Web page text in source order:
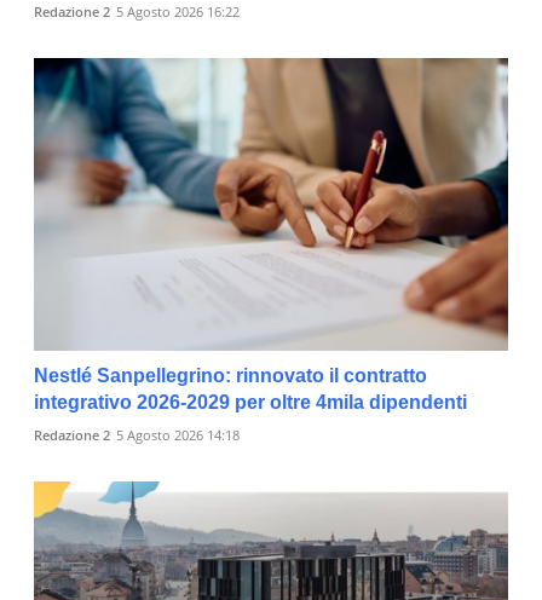
Redazione 2 5 Agosto 2026 16:22
Nestlé Sanpellegrino: rinnovato il contratto
integrativo 2026-2029 per oltre 4mila dipendenti
Redazione 2 5 Agosto 2026 14:18